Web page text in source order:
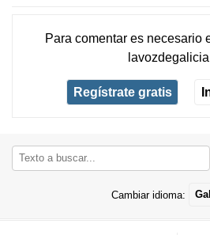
Para comentar es necesario
Regístrate gratis
Cambiar idioma: